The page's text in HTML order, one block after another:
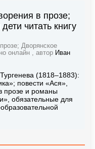
в прозе;
читать книгу
Дворянское
онлайн , автор Иван
(1818–1883):
повести «Ася»,
прозе и романы
обязательные для